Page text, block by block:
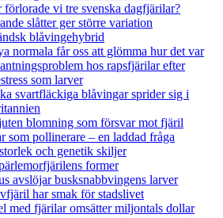
förlorade vi tre svenska dagfjärilar?
slåtter ger större variation
blåvingehybrid
normala får oss att glömma hur det var
hos rapsfjärilar efter
som larver
svartfläckiga blåvingar sprider sig i
blomning som försvar mot fjäril
som pollinerare – en laddad fråga
och genetik skiljer
former
avslöjar busksnabbvingens larver
har smak för stadslivet
med fjärilar omsätter miljontals dollar